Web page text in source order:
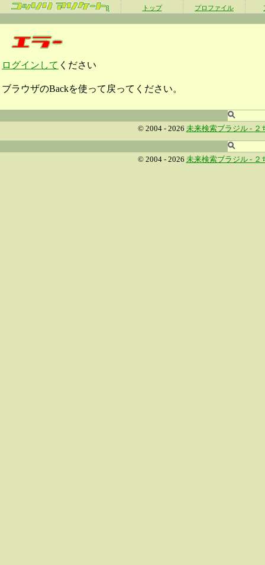
β トップ プロファイル
ログインして ください
ブラウザのBackを使って戻ってください。
© 2004 - 2026 未来検索ブラジル - ２
© 2004 - 2026 未来検索ブラジル - ２